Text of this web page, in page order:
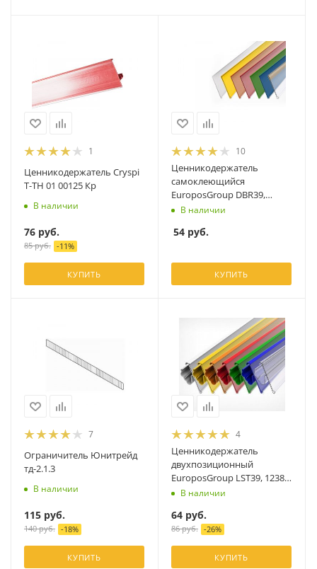
1
Ценникодержатель Cryspi
T-TH 01 00125 Кр
В наличии
76 руб.
85руб. -11%
КУПИТЬ
10
Ценникодержатель
самоклеющийся
EuroposGroup DBR39,
красный
В наличии
54 руб.
КУПИТЬ
7
Ограничитель Юнитрейд
тд-2.1.3
В наличии
115 руб.
140руб. -18%
КУПИТЬ
4
Ценникодержатель
двухпозиционный
EuroposGroup LST39, 1238
мм, белый
В наличии
64 руб.
86руб. -26%
КУПИТЬ